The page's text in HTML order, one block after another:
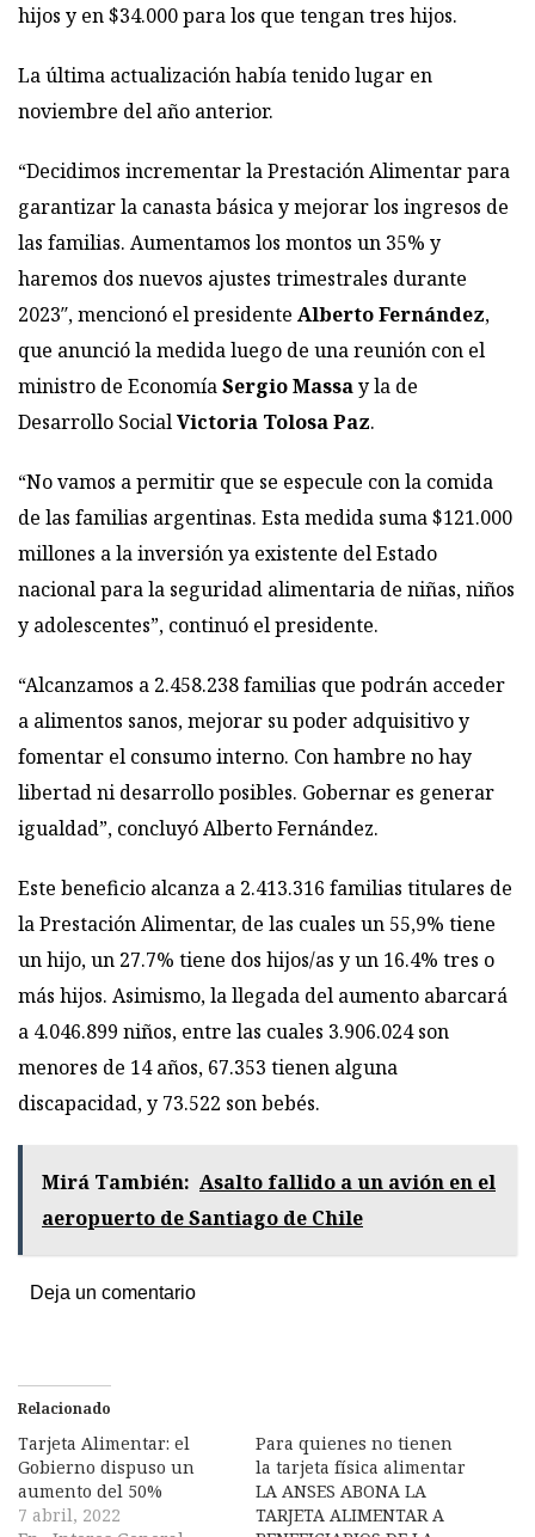
hijos y en $34.000 para los que tengan tres hijos.
La última actualización había tenido lugar en
noviembre del año anterior.
“Decidimos incrementar la Prestación Alimentar para
garantizar la canasta básica y mejorar los ingresos de
las familias. Aumentamos los montos un 35% y
haremos dos nuevos ajustes trimestrales durante
2023″, mencionó el presidente Alberto Fernández,
que anunció la medida luego de una reunión con el
ministro de EconomíaSergio Massay la de
Desarrollo SocialVictoria Tolosa Paz.
“No vamos a permitir que se especule con la comida
de las familias argentinas. Esta medida suma $121.000
millones a la inversión ya existente del Estado
nacional para la seguridad alimentaria de niñas, niños
y adolescentes”, continuó el presidente.
“Alcanzamos a 2.458.238 familias que podrán acceder
a alimentos sanos, mejorar su poder adquisitivo y
fomentar el consumo interno. Con hambre no hay
libertad ni desarrollo posibles. Gobernar es generar
igualdad”, concluyó Alberto Fernández.
Este beneficio alcanza a 2.413.316 familias titulares de
la Prestación Alimentar, de las cuales un 55,9% tiene
un hijo, un 27.7% tiene dos hijos/as y un 16.4% tres o
más hijos. Asimismo, la llegada del aumento abarcará
a 4.046.899 niños, entre las cuales 3.906.024 son
menores de 14 años, 67.353 tienen alguna
discapacidad, y 73.522 son bebés.
Mirá También: Asalto fallido a un avión en el
aeropuerto de Santiago de Chile
Deja un comentario
Relacionado
Tarjeta Alimentar: el
Gobierno dispuso un
aumento del 50%
7 abril, 2022
Para quienes no tienen
la tarjeta física alimentar
LA ANSES ABONA LA
TARJETA ALIMENTAR A